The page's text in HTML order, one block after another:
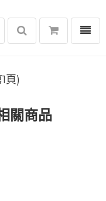
選單
頁)
關商品